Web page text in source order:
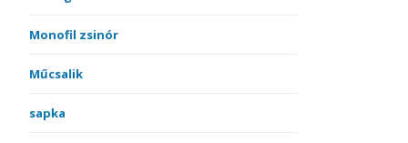
Monofil zsinór
Műcsalik
sapka